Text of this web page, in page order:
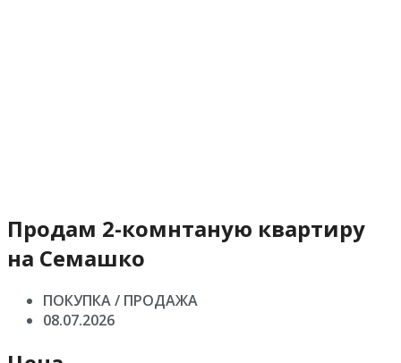
Продам 2-комнтаную квартиру
на Семашко
ПОКУПКА / ПРОДАЖА
08.07.2026